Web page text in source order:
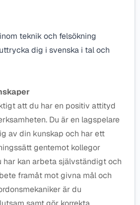
teknik och felsökning
dig i svenska i tal och
att du har en positiv attityd
Du är en lagspelare
av din kunskap och har ett
gentemot kollegor
har kan arbeta självständigt och
framåt mot givna mål och
är du